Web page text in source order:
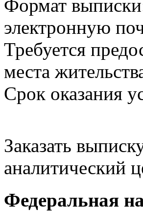
Формат
электронную
Требуется
места
Срок оказания
Заказать
аналитический
Федеральная